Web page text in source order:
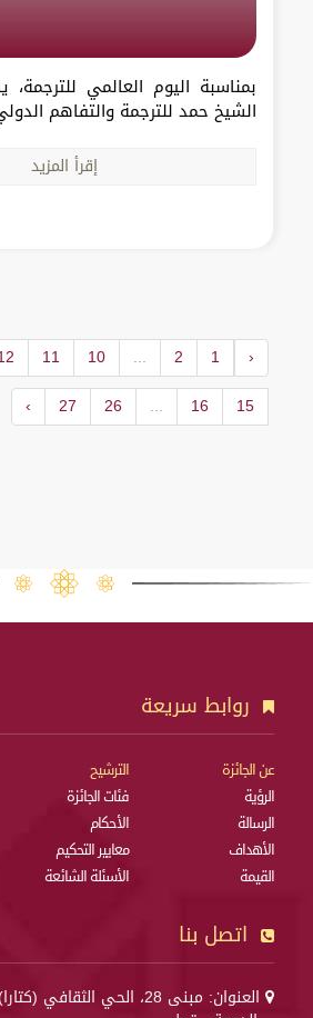
بمناسبة اليوم العالمي
الشيخ حمد للترجمة والتفاهم
إقرأ المزيد
‹
1
2
...
10
11
15
16
...
26
27
›
روابط سريعة
عن الجائزة
الرؤية
الرسالة
الأهداف
القيمة
الترشيح
فئات الجائزة
الأحكام
معايير التحكيم
الأسئلة الشائعة
اتصل بنا
العنوان: مبنى 28، الحي الثقافي (كتارا)،